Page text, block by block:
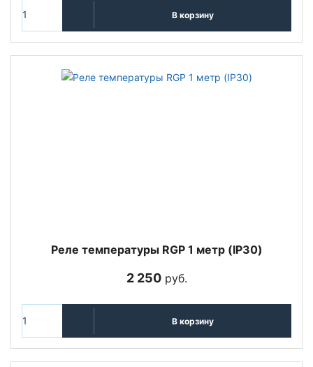
В корзину
Реле температуры RGP 1 метр (IP30)
2 250руб.
В корзину